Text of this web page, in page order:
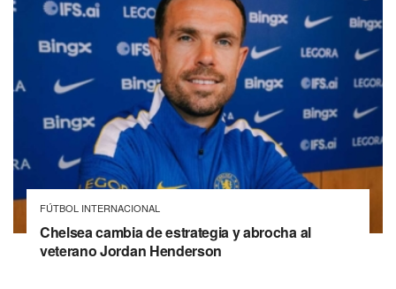
FÚTBOL INTERNACIONAL
Chelsea cambia de estrategia y abrocha al
veterano Jordan Henderson